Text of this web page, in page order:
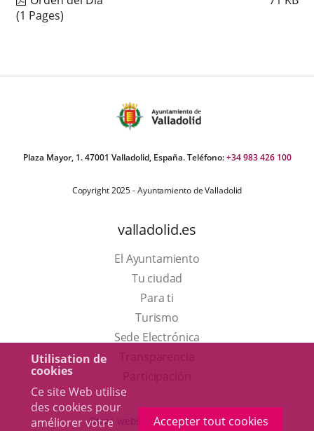
Utilisation de
cookies
Ce site Web utilise
des cookies pour
améliorer votre
Accepter tout cookies
(1 Pages)
Plaza Mayor, 1. 47001 Valladolid, España. Teléfono:+34 983 426 100
Copyright 2025 - Ayuntamiento de Valladolid
valladolid.es
El Ayuntamiento
Tu ciudad
Para ti
TurismoEste
enlace
una
Sede Electrónica
externa.
Otras webs del ayuntamiento